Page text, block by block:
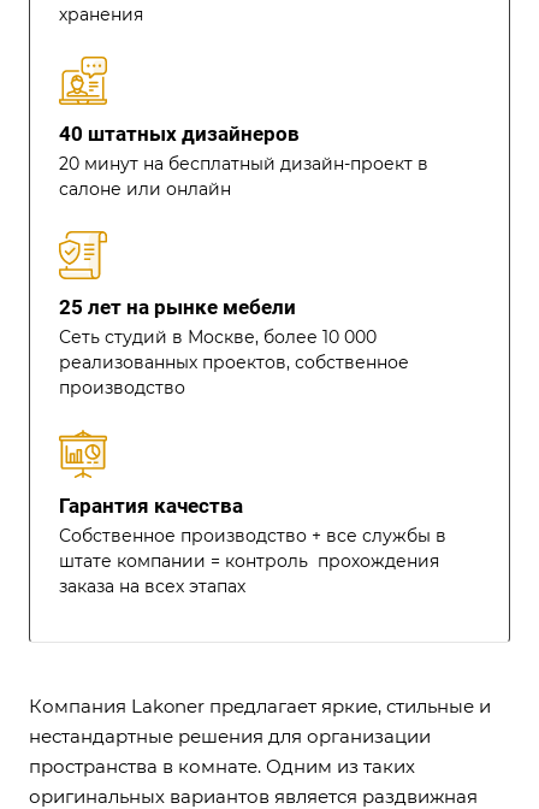
хранения
40 штатных дизайнеров
20 минут на бесплатный дизайн-проект в
салоне или онлайн
25 лет на рынке мебели
Сеть студий в Москве, более 10 000
реализованных проектов, собственное
производство
Гарантия качества
Собственное производство + все службы в
штате компании = контроль прохождения
заказа на всех этапах
Компания Lakoner предлагает яркие, стильные и
нестандартные решения для организации
пространства в комнате. Одним из таких
оригинальных вариантов является раздвижная